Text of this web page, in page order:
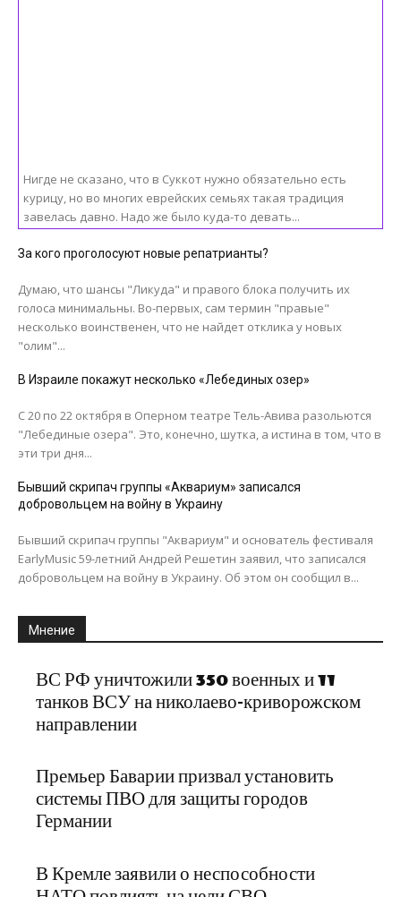
Нигде не сказано, что в Суккот нужно обязательно есть
курицу, но во многих еврейских семьях такая традиция
завелась давно. Надо же было куда-то девать...
За кого проголосуют новые репатрианты?
Думаю, что шансы "Ликуда" и правого блока получить их
голоса минимальны. Во-первых, сам термин "правые"
несколько воинственен, что не найдет отклика у новых
"олим"...
В Израиле покажут несколько «Лебединых озер»
С 20 по 22 октября в Оперном театре Тель-Авива разольются
"Лебединые озера". Это, конечно, шутка, а истина в том, что в
эти три дня...
Бывший скрипач группы «Аквариум» записался
добровольцем на войну в Украину
Бывший скрипач группы "Аквариум" и основатель фестиваля
EarlyMusic 59-летний Андрей Решетин заявил, что записался
добровольцем на войну в Украину. Об этом он сообщил в...
Мнение
ВС РФ уничтожили 350 военных и 11
танков ВСУ на николаево-криворожском
направлении
Премьер Баварии призвал установить
системы ПВО для защиты городов
Германии
В Кремле заявили о неспособности